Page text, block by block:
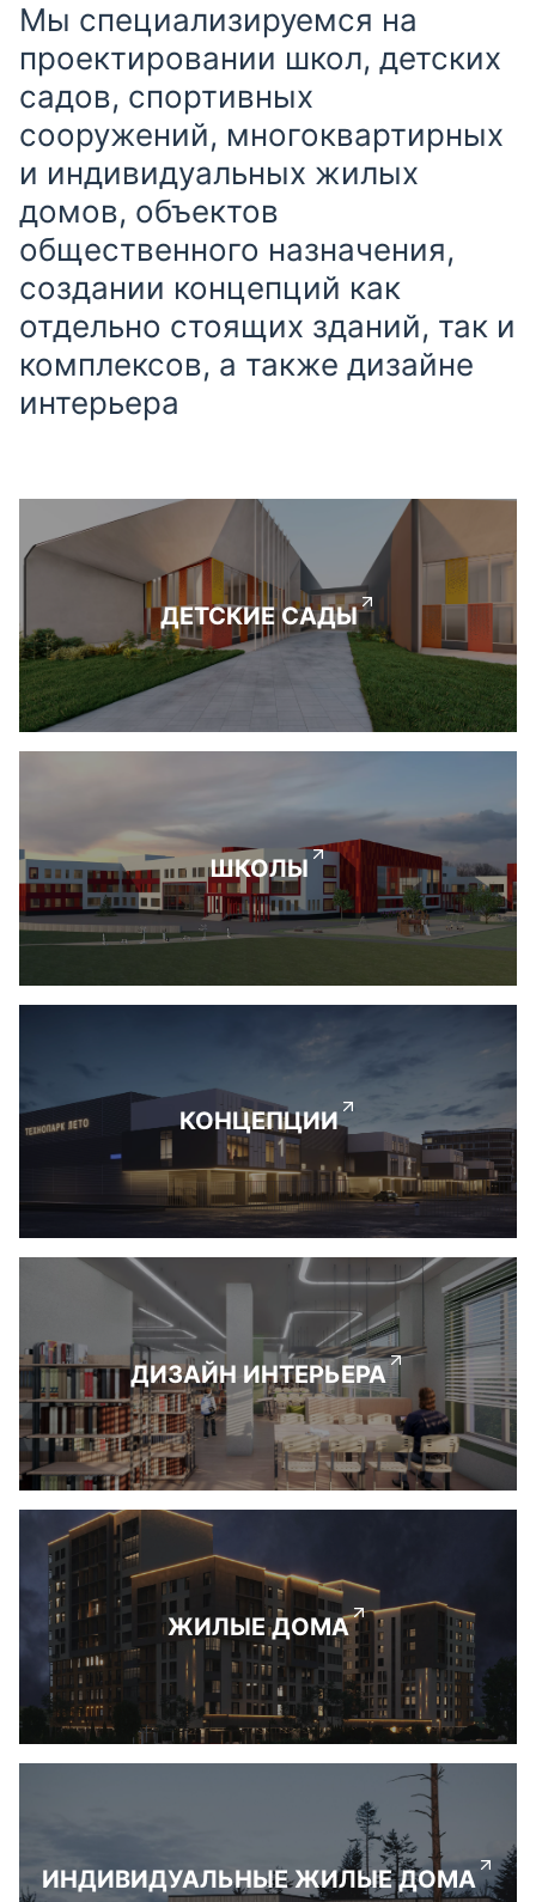
Мы специализируемся на
проектировании школ, детских
садов, спортивных
сооружений, многоквартирных
и индивидуальных жилых
домов, объектов
общественного назначения,
создании концепций как
отдельно стоящих зданий, так и
комплексов, а также дизайне
интерьера
ДЕТСКИЕ САДЫ
ШКОЛЫ
КОНЦЕПЦИИ
ДИЗАЙН ИНТЕРЬЕРА
ЖИЛЫЕ ДОМА
ИНДИВИДУАЛЬНЫЕ ЖИЛЫЕ ДОМА